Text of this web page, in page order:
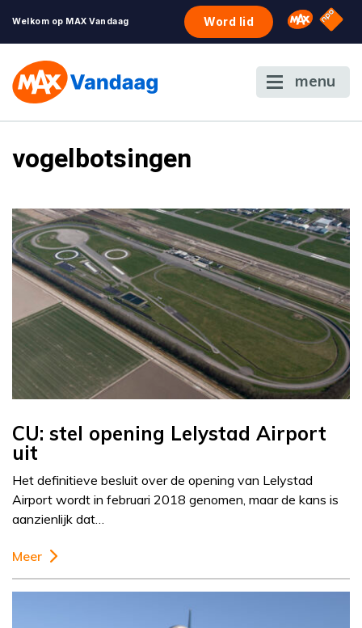
Welkom op MAX Vandaag Word lid Omroep
NPO
menu
vogelbotsingen
CU: stel opening Lelystad Airport
uit
Het definitieve besluit over de opening van Lelystad
Airport wordt in februari 2018 genomen, maar de kans is
aanzienlijk dat…
Meer